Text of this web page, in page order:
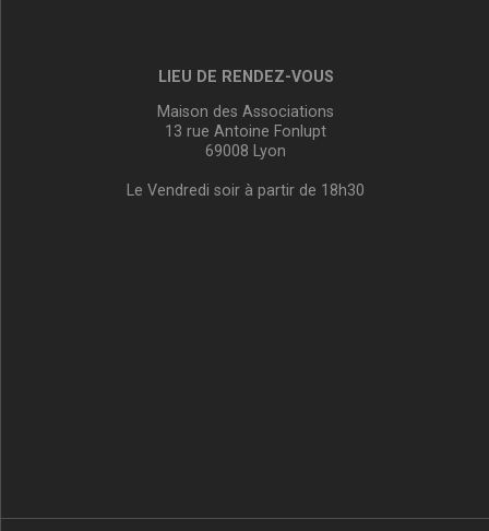
LIEU DE RENDEZ-VOUS
Maison des Associations
13 rue Antoine Fonlupt
69008 Lyon
Le Vendredi soir à partir de 18h30